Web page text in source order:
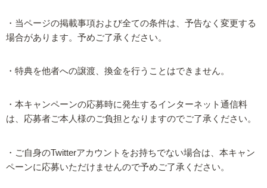
・当ページの掲載事項および全ての条件は、予告なく変更する
場合があります。予めご了承ください。
・特典を他者への譲渡、換金を行うことはできません。
・本キャンペーンの応募時に発生するインターネット通信料
は、応募者ご本人様のご負担となりますのでご了承ください。
・ご自身のTwitterアカウントをお持ちでない場合は、本キャン
ペーンに応募いただけませんので予めご了承ください。